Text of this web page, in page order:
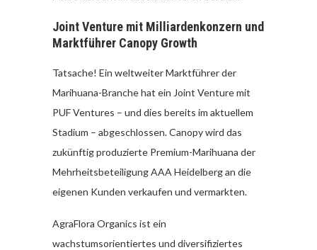
Joint Venture mit Milliardenkonzern und
Marktführer Canopy Growth
Tatsache! Ein weltweiter Marktführer der
Marihuana-Branche hat ein Joint Venture mit
PUF Ventures – und dies bereits im aktuellem
Stadium – abgeschlossen. Canopy wird das
zukünftig produzierte Premium-Marihuana der
Mehrheitsbeteiligung AAA Heidelberg an die
eigenen Kunden verkaufen und vermarkten.
AgraFlora Organics ist ein
wachstumsorientiertes und diversifiziertes